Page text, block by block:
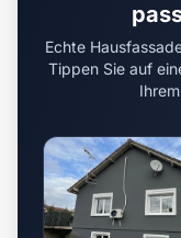
Echte
Tippen Sie auf